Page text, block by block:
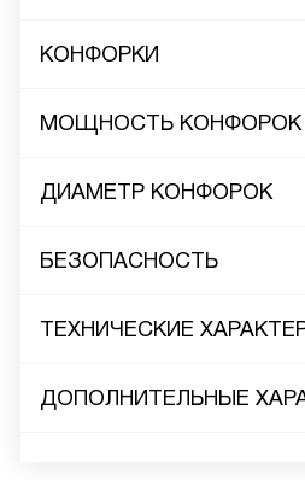
КОНФОРКИ
МОЩНОСТЬ КОНФОРОК
ДИАМЕТР КОНФОРОК
БЕЗОПАСНОСТЬ
ТЕХНИЧЕСКИЕ
ДОПОЛНИТЕЛЬНЫЕ